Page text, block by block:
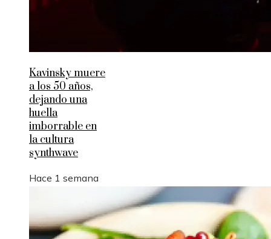
Kavinsky muere
a los 50 años,
dejando una
huella
imborrable en
la cultura
synthwave
Hace 1 semana